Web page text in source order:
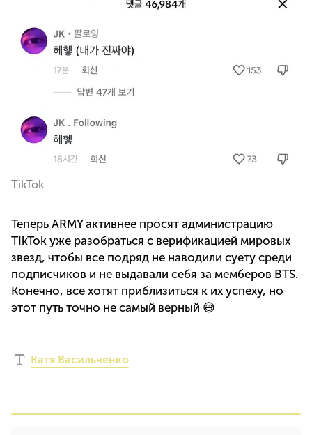
TikTok
Теперь ARMY активнее просят администрацию
TIkTok уже разобраться с верификацией мировых
звезд, чтобы все подряд не наводили суету среди
подписчиков и не выдавали себя за мемберов BTS.
Конечно, все хотят приблизиться к их успеху, но
этот путь точно не самый верный 😅
Катя Васильченко